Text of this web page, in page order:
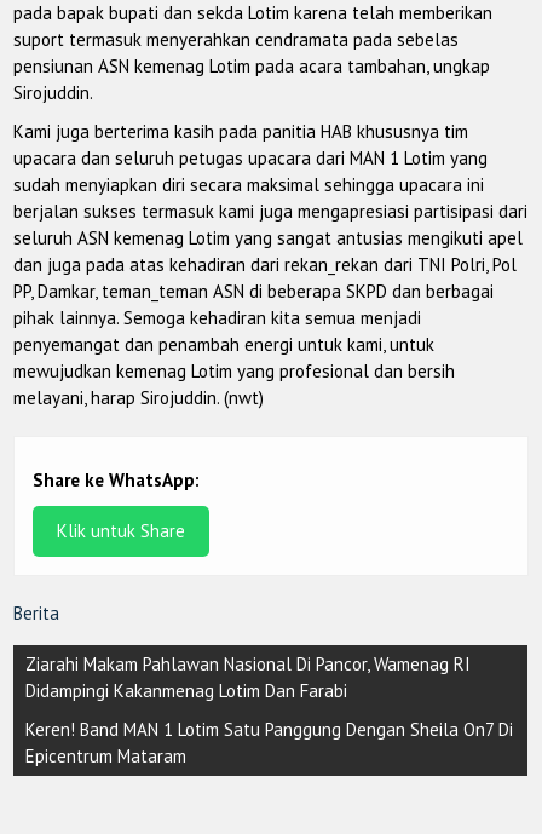
pada bapak bupati dan sekda Lotim karena telah memberikan
suport termasuk menyerahkan cendramata pada sebelas
pensiunan ASN kemenag Lotim pada acara tambahan, ungkap
Sirojuddin.
Kami juga berterima kasih pada panitia HAB khususnya tim
upacara dan seluruh petugas upacara dari MAN 1 Lotim yang
sudah menyiapkan diri secara maksimal sehingga upacara ini
berjalan sukses termasuk kami juga mengapresiasi partisipasi dari
seluruh ASN kemenag Lotim yang sangat antusias mengikuti apel
dan juga pada atas kehadiran dari rekan_rekan dari TNI Polri, Pol
PP, Damkar, teman_teman ASN di beberapa SKPD dan berbagai
pihak lainnya. Semoga kehadiran kita semua menjadi
penyemangat dan penambah energi untuk kami, untuk
mewujudkan kemenag Lotim yang profesional dan bersih
melayani, harap Sirojuddin. (nwt)
Share ke WhatsApp:
Klik untuk Share
Berita
Post
navigation
Ziarahi Makam Pahlawan Nasional Di Pancor, Wamenag RI
Didampingi Kakanmenag Lotim Dan Farabi
Keren! Band MAN 1 Lotim Satu Panggung Dengan Sheila On7 Di
Epicentrum Mataram